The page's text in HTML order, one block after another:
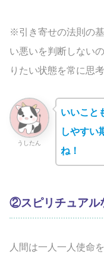
※引き寄せの法則の
い悪いを判断しない
りたい状態を常に思
うしたん
いいこと
しやすい
ね！
②スピリチュアル
人間は一人一人使命